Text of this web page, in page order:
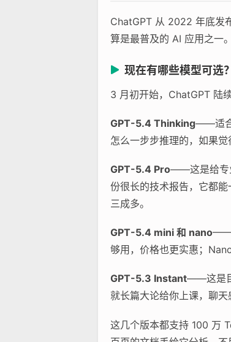
ChatGPT 从 2022 年底发
算是最普及的 AI 应用之一
现在有哪些模型可选？
3 月初开始，ChatGPT 陆
GPT-5.4 Thinking——适合
怎么一步步推理的，如果
GPT-5.4 Pro——这是给专
份很长的技术报告，它都
三成多。
GPT-5.4 mini 和 nano
够用，价格也更实惠；
GPT-5.3 Instant——这是目
就长篇大论给你上课，聊天
这几个版本都支持 100 万